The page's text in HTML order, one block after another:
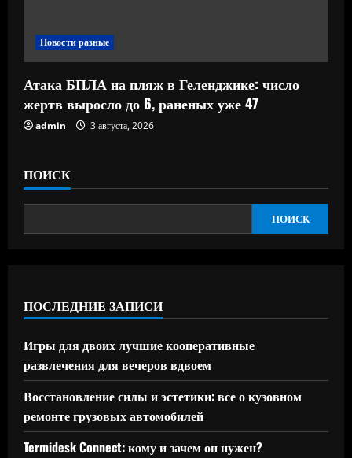
Новости разные
Атака БПЛА на пляж в Геленджике: число
жертв выросло до 6, раненых уже 47
admin 3 августа, 2026
ПОИСК
ПОИСК
ПОСЛЕДНИЕ ЗАПИСИ
Игры для двоих лучшие кооперативные
развлечения для вечеров вдвоем
Восстановление силы и эстетики: все о кузовном
ремонте грузовых автомобилей
Termidesk Connect: кому и зачем он нужен?